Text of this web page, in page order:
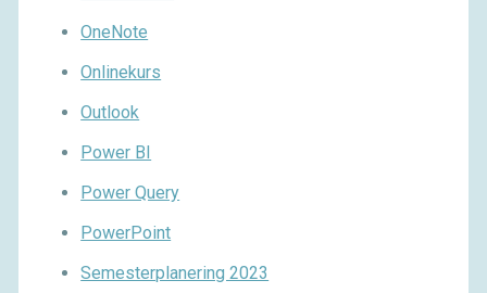
OneNote
Onlinekurs
Outlook
Power BI
Power Query
PowerPoint
Semesterplanering 2023